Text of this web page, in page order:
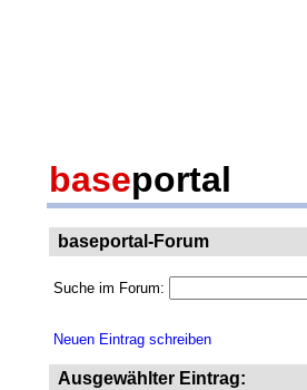
baseportal
baseportal-Forum
Suche im Forum:
Neuen Eintrag schreiben
Ausgewählter Eintrag: